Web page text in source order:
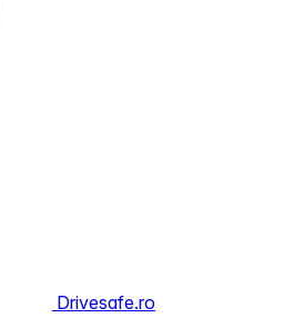
Drivesafe.ro